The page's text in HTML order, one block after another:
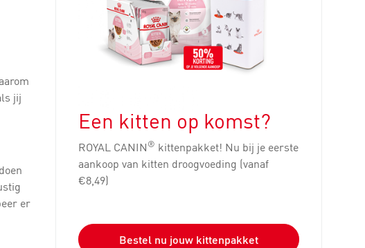
jij
er
Een kitten op komst?
ROYAL CANIN® kittenpakket! Nu bij je eerste
aankoop van kitten droogvoeding (vanaf
€8,49)
Bestel nu jouw kittenpakket